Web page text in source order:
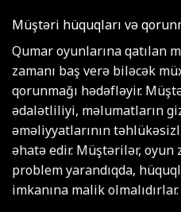
Müştəri hüquqları və
Qumar oyunlarına qatılan
zamanı baş verə biləcək
qorunmağı hədəfləyir.
ədalətliliyi, məlumatların
əməliyyatlarının
əhatə edir. Müştərilər, oyun
problem yarandıqda,
imkanına malik olmalıdırlar.